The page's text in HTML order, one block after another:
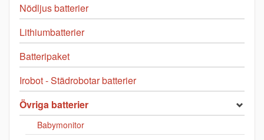
Nödljus batterier
Lithiumbatterier
Batteripaket
Irobot - Städrobotar batterier
Övriga batterier
Babymonitor